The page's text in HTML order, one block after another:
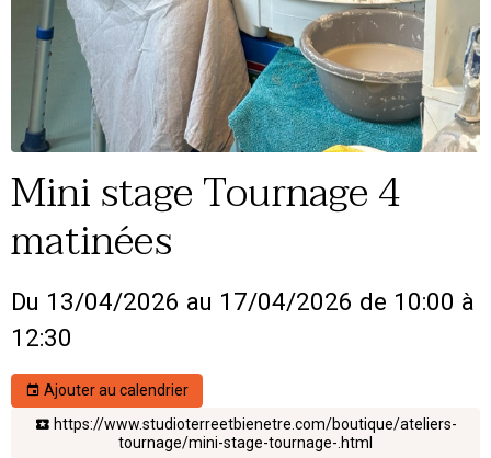
Mini stage Tournage 4
matinées
Du 13/04/2026 au 17/04/2026 de 10:00 à
12:30
Ajouter au calendrier
https://www.studioterreetbienetre.com/boutique/ateliers-
tournage/mini-stage-tournage-.html